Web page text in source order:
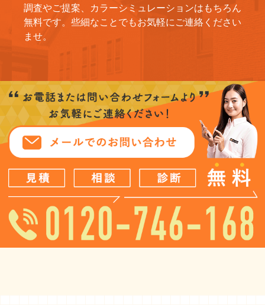
調査やご提案、カラーシミュレーションはもちろん
無料です。些細なことでもお気軽にご連絡ください
ませ。